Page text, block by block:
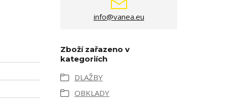
info@vanea.eu
Zboží zařazeno v
kategoriích
DLAŽBY
OBKLADY